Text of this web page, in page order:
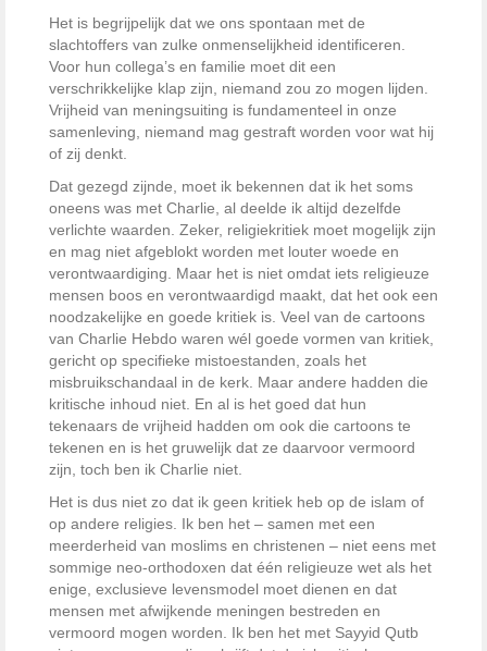
Het is begrijpelijk dat we ons spontaan met de
slachtoffers van zulke onmenselijkheid identificeren.
Voor hun collega’s en familie moet dit een
verschrikkelijke klap zijn, niemand zou zo mogen lijden.
Vrijheid van meningsuiting is fundamenteel in onze
samenleving, niemand mag gestraft worden voor wat hij
of zij denkt.
Dat gezegd zijnde, moet ik bekennen dat ik het soms
oneens was met Charlie, al deelde ik altijd dezelfde
verlichte waarden. Zeker, religiekritiek moet mogelijk zijn
en mag niet afgeblokt worden met louter woede en
verontwaardiging. Maar het is niet omdat iets religieuze
mensen boos en verontwaardigd maakt, dat het ook een
noodzakelijke en goede kritiek is. Veel van de cartoons
van Charlie Hebdo waren wél goede vormen van kritiek,
gericht op specifieke mistoestanden, zoals het
misbruikschandaal in de kerk. Maar andere hadden die
kritische inhoud niet. En al is het goed dat hun
tekenaars de vrijheid hadden om ook die cartoons te
tekenen en is het gruwelijk dat ze daarvoor vermoord
zijn, toch ben ik Charlie niet.
Het is dus niet zo dat ik geen kritiek heb op de islam of
op andere religies. Ik ben het – samen met een
meerderheid van moslims en christenen – niet eens met
sommige neo-orthodoxen dat één religieuze wet als het
enige, exclusieve levensmodel moet dienen en dat
mensen met afwijkende meningen bestreden en
vermoord mogen worden. Ik ben het met Sayyid Qutb